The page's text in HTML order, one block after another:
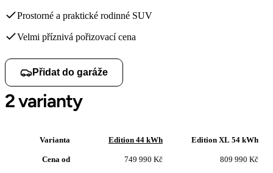
Prostorné a praktické rodinné SUV
Velmi příznivá pořizovací cena
Přidat do garáže
2 varianty
Varianta Edition 44 kWh Edition XL 54 kWh
Cena od 749 990 Kč 809 990 Kč